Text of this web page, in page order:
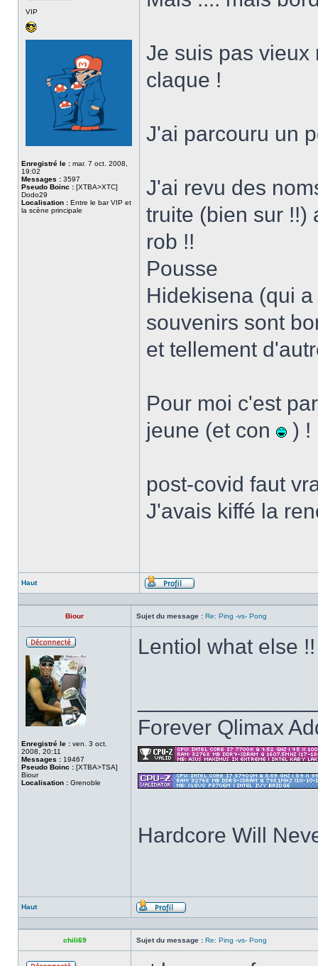
VIP
Enregistré le : mar. 7 oct. 2008,
19:02
Messages : 3597
Pseudo Boinc : [XTBA>XTC]
Dodo29
Localisation : Entre le bar VIP et
la scène principale
Je suis pas vieux
claque !
J'ai parcouru un
J'ai revu des
truite (bien sur
rob !!
Pousse
Hidekisena (qui
souvenirs sont
et tellement
Pour moi c'est
jeune (et con
) !
post-covid faut
J'avais kiffé la
Haut
Profil
Biour Sujet du message : Re: Ping -vs- Pong
ligne
Enregistré le : ven. 3 oct.
2008, 20:11
Messages : 19467
Pseudo Boinc : [XTBA>TSA]
Biour
Localisation : Grenoble
Lentiol what else !!
Forever Qlimax
Hardcore Will
Haut
Profil
chili69 Sujet du message : Re: Ping -vs- Pong